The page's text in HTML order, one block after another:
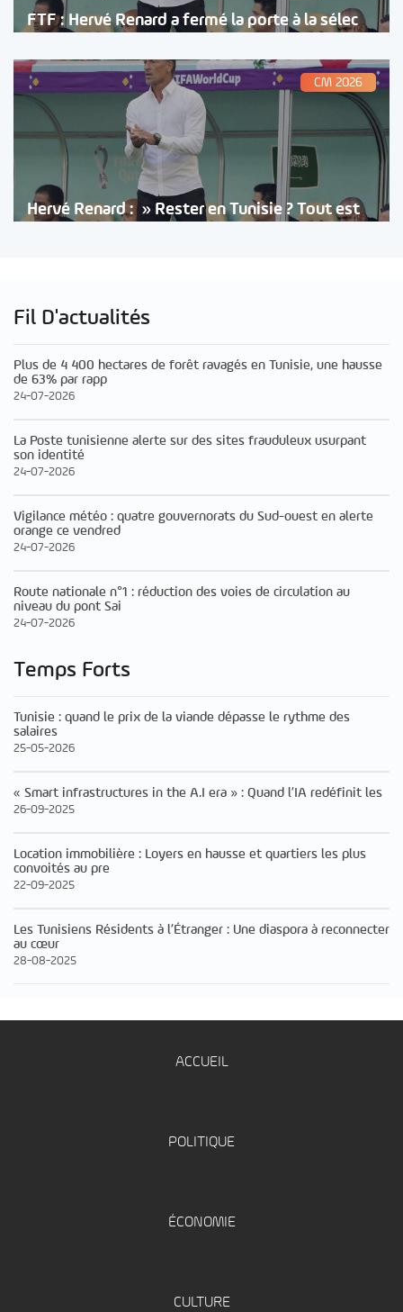
FTF : Hervé Renard a fermé la porte à la sélec
CM 2026
Hervé Renard : » Rester en Tunisie ? Tout est
Fil D'actualités
Plus de 4 400 hectares de forêt ravagés en Tunisie, une hausse
de 63% par rapp
24-07-2026
La Poste tunisienne alerte sur des sites frauduleux usurpant
son identité
24-07-2026
Vigilance météo : quatre gouvernorats du Sud-ouest en alerte
orange ce vendred
24-07-2026
Route nationale n°1 : réduction des voies de circulation au
niveau du pont Sai
24-07-2026
Temps Forts
Tunisie : quand le prix de la viande dépasse le rythme des
salaires
25-05-2026
« Smart infrastructures in the A.I era » : Quand l’IA redéfinit les
26-09-2025
Location immobilière : Loyers en hausse et quartiers les plus
convoités au pre
22-09-2025
Les Tunisiens Résidents à l’Étranger : Une diaspora à reconnecter
au cœur
28-08-2025
ACCUEIL
POLITIQUE
ÉCONOMIE
CULTURE